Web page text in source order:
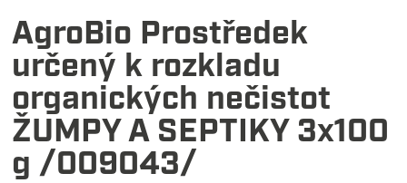
AgroBio Prostředek
určený k rozkladu
organických nečistot
ŽUMPY A SEPTIKY 3x100
g /009043/